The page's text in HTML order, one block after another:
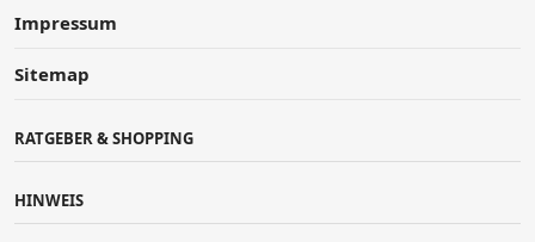
Impressum
Sitemap
RATGEBER & SHOPPING
HINWEIS